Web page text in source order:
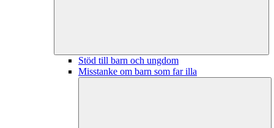
Stöd till barn och ungdom
Misstanke om barn som far illa